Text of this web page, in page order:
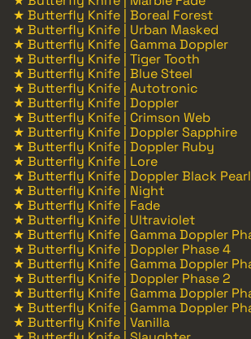
★ Butterfly Knife | Boreal Forest
★ Butterfly Knife | Urban Masked
★ Butterfly Knife | Gamma Doppler
★ Butterfly Knife | Tiger Tooth
★ Butterfly Knife | Blue Steel
★ Butterfly Knife | Autotronic
★ Butterfly Knife | Doppler
★ Butterfly Knife | Crimson Web
★ Butterfly Knife | Doppler Sapphire
★ Butterfly Knife | Doppler Ruby
★ Butterfly Knife | Lore
★ Butterfly Knife | Doppler Black Pearl
★ Butterfly Knife | Night
★ Butterfly Knife | Fade
★ Butterfly Knife | Ultraviolet
★ Butterfly Knife | Gamma Doppler
★ Butterfly Knife | Doppler Phase 4
★ Butterfly Knife | Gamma Doppler
★ Butterfly Knife | Doppler Phase 2
★ Butterfly Knife | Gamma Doppler
★ Butterfly Knife | Gamma Doppler
★ Butterfly Knife | Vanilla